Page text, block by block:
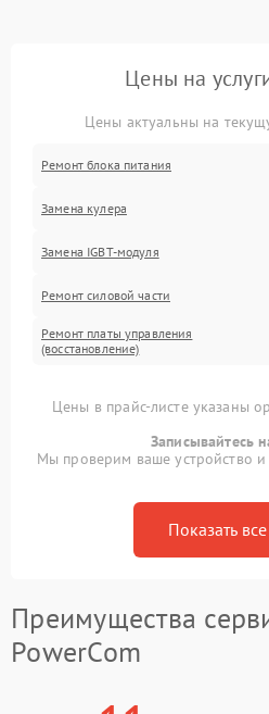
Цены на
Цены актуальны на
Ремонт блока питания
Замена кулера
Замена IGBT-модуля
Ремонт силовой части
Ремонт платы управления
(восстановление)
Цены в прайс-листе указаны
Записывайтесь
Мы проверим ваше устройство
Показать все
Преимущества
PowerCom